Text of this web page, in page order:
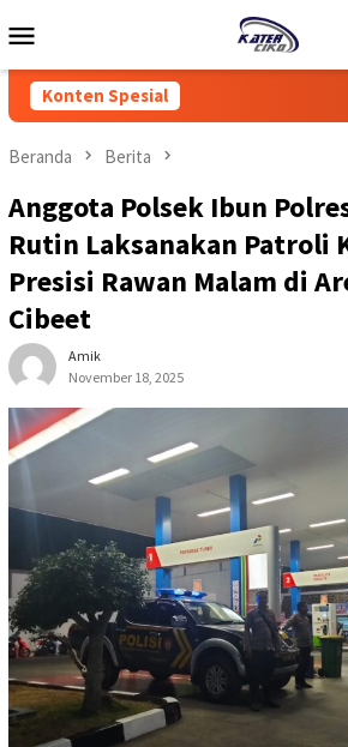
ke
Mobile
Konten Spesial
Beranda Berita
Anggota Polsek Ibun
Rutin Laksanakan Patroli
Presisi Rawan Malam di
Cibeet
Amik
November 18, 2025